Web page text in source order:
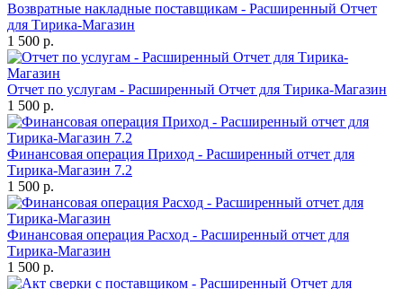
Возвратные накладные поставщикам - Расширенный Отчет
для Тирика-Магазин
1 500 р.
Отчет по услугам - Расширенный Отчет для Тирика-Магазин
1 500 р.
Финансовая операция Приход - Расширенный отчет для
Тирика-Магазин 7.2
1 500 р.
Финансовая операция Расход - Расширенный отчет для
Тирика-Магазин
1 500 р.